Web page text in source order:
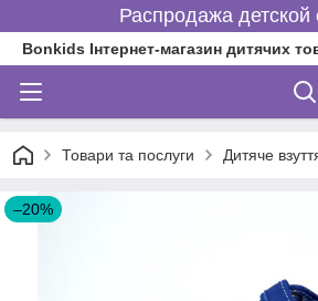
Распродажа детской
Bonkids Інтернет-магазин дитячих
Товари та послуги Дитяче
–20%